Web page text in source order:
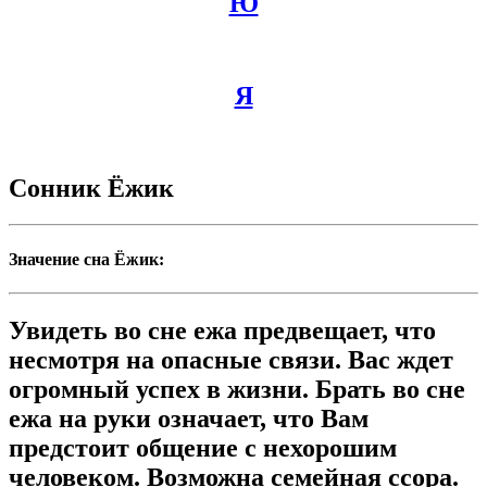
Я
Сонник Ёжик
Значение сна Ёжик:
Увидеть во сне ежа предвещает, что
несмотря на опасные связи. Вас ждет
огромный успех в жизни. Брать во сне
ежа на руки означает, что Вам
предстоит общение с нехорошим
человеком. Возможна семейная ссора.